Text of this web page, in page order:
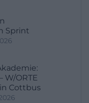
Sprint
W/ORTE
Cottbus